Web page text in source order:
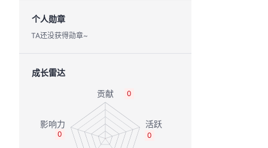
个人勋章
TA还没获得勋章~
成长雷达
0
0
0